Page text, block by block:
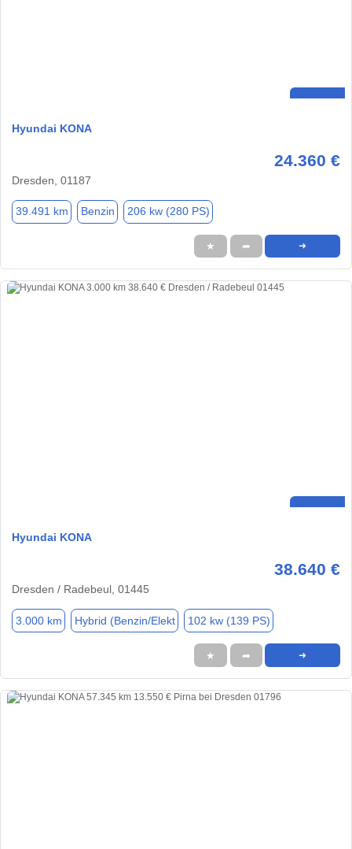
Hyundai KONA
24.360 €
Dresden, 01187
39.491 km Benzin 206 kw (280 PS)
★ ➦ ➜
Hyundai KONA
38.640 €
Dresden / Radebeul, 01445
3.000 km Hybrid (Benzin/Elekt 102 kw (139 PS)
★ ➦ ➜